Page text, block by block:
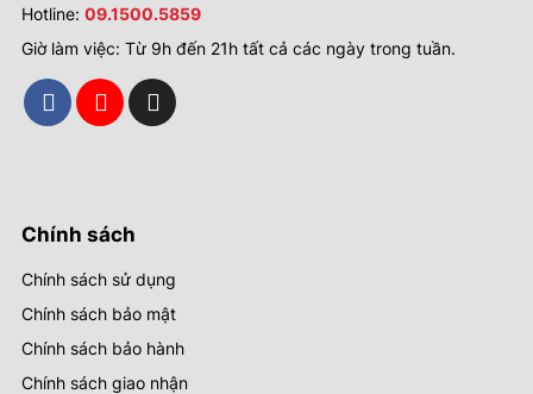
Hotline: 09.1500.5859
Giờ làm việc: Từ 9h đến 21h tất cả các ngày trong tuần.
Chính sách
Chính sách sử dụng
Chính sách bảo mật
Chính sách bảo hành
Chính sách giao nhận